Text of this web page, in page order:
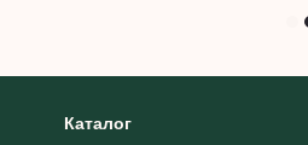
Каталог